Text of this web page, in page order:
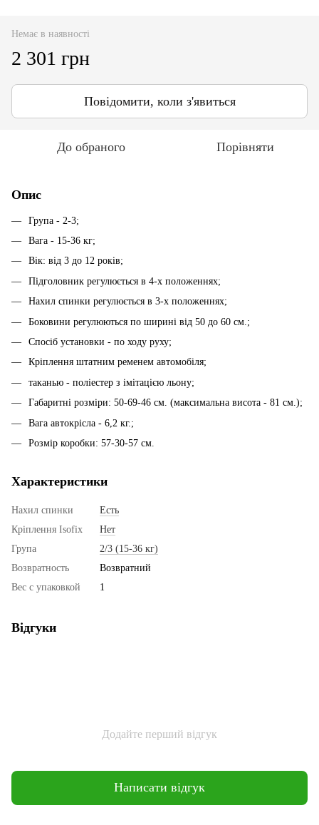
Немає в наявності
2 301 грн
Повідомити, коли з'явиться
До обраного Порівняти
Опис
Група - 2-3;
Вага - 15-36 кг;
Вік: від 3 до 12 років;
Підголовник регулюється в 4-х положеннях;
Нахил спинки регулюється в 3-х положеннях;
Боковини регулюються по ширині від 50 до 60 см.;
Спосіб установки - по ходу руху;
Кріплення штатним ременем автомобіля;
таканью - поліестер з імітацією льону;
Габаритні розміри: 50-69-46 см. (максимальна висота - 81 см.);
Вага автокрісла - 6,2 кг.;
Розмір коробки: 57-30-57 см.
Характеристики
Нахил спинки
Есть
Кріплення Isofix
Нет
Група
2/3 (15-36 кг)
Возвратность
Возвратний
Вес с упаковкой
1
Відгуки
Додайте перший відгук
Написати відгук